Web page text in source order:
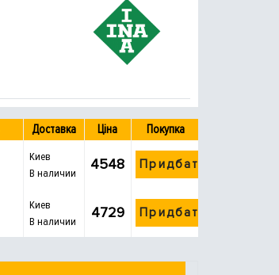
Доставка Ціна Покупка
Киев
В наличии
4548 Придбати
Киев
В наличии
4729 Придбати